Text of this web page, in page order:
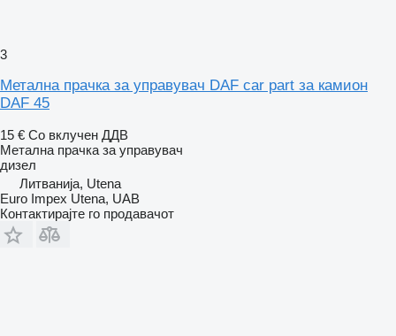
3
Метална прачка за управувач DAF car part за камион
DAF 45
15 € Со вклучен ДДВ
Метална прачка за управувач
дизел
Литванија, Utena
Euro Impex Utena, UAB
Контактирајте го продавачот